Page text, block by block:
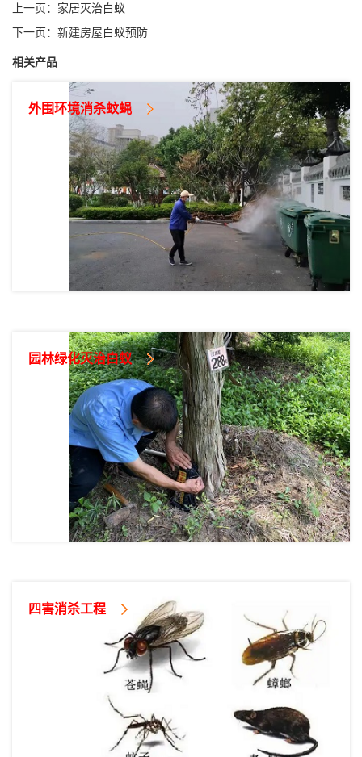
上一页： 家居灭治白蚁
下一页： 新建房屋白蚁预防
相关产品
外围环境消杀蚊蝇
园林绿化灭治白蚁
四害消杀工程